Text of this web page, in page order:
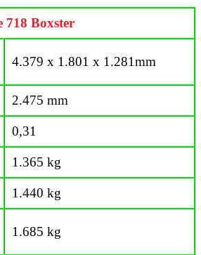
718 Boxster
4.379 x 1.801 x 1.281mm
2.475 mm
0,31
1.365 kg
1.440 kg
1.685 kg